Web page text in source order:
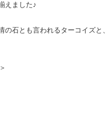
えました♪
石とも言われるターコイズと、